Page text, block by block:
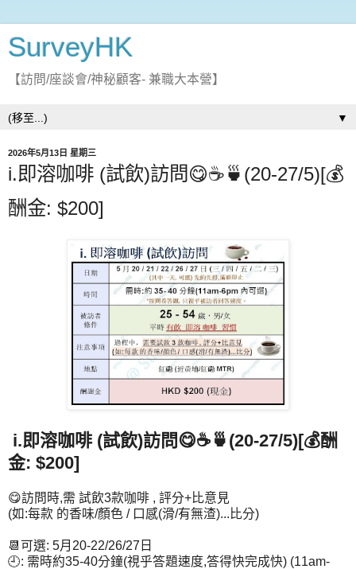
SurveyHK
【訪問/座談會/神秘顧客- 兼職大本營】
▼
2026年5月13日 星期三
i.即溶咖啡 (試飲)訪問😋☕🍵(20-27/5)[💰
酬金: $200]
i.即溶咖啡 (試飲)訪問😋☕🍵(20-27/5)[💰酬
金: $200]
😋訪問時,需 試飲3款咖啡 , 評分+比意見
(如:每款 的香味/顏色 / 口感(滑/有無渣)...比分)
📆可選: 5月20-22/26/27日
🕘: 需時約35-40分鐘(視乎答題速度,答得快完成快) (11am-